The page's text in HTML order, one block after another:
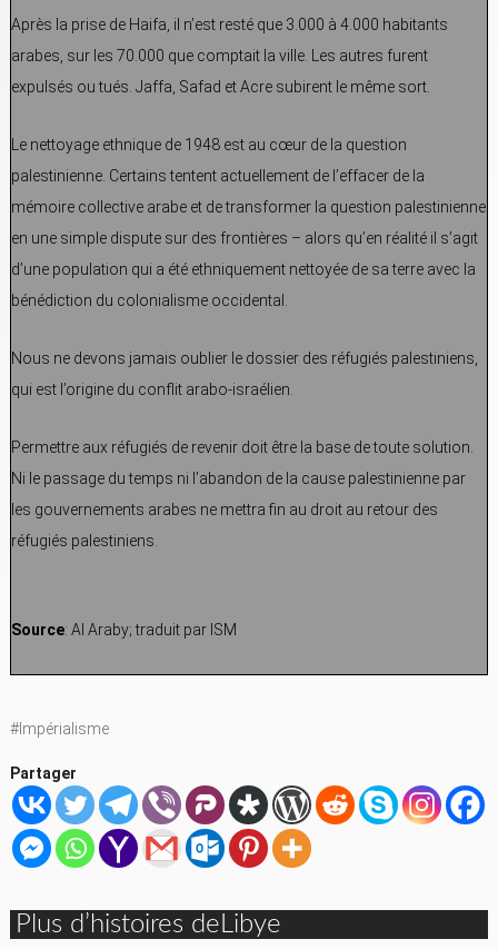
Après la prise de Haifa, il n’est resté que 3.000 à 4.000 habitants
arabes, sur les 70.000 que comptait la ville. Les autres furent
expulsés ou tués. Jaffa, Safad et Acre subirent le même sort.
Le nettoyage ethnique de 1948 est au cœur de la question
palestinienne. Certains tentent actuellement de l’effacer de la
mémoire collective arabe et de transformer la question palestinienne
en une simple dispute sur des frontières – alors qu’en réalité il s’agit
d’une population qui a été ethniquement nettoyée de sa terre avec la
bénédiction du colonialisme occidental.
Nous ne devons jamais oublier le dossier des réfugiés palestiniens,
qui est l’origine du conflit arabo-israélien.
Permettre aux réfugiés de revenir doit être la base de toute solution.
Ni le passage du temps ni l’abandon de la cause palestinienne par
les gouvernements arabes ne mettra fin au droit au retour des
réfugiés palestiniens.
Source: Al Araby; traduit par ISM
#Impérialisme
Partager
Plus d’histoires deLibye